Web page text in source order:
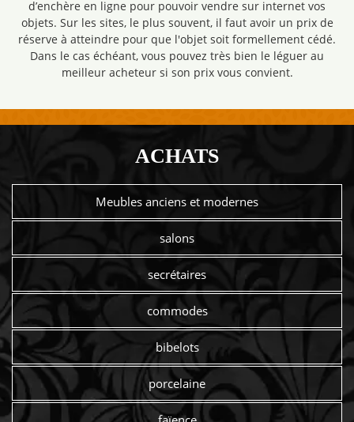
d’enchère en ligne pour pouvoir vendre sur internet vos
objets. Sur les sites, le plus souvent, il faut avoir un prix de
réserve à atteindre pour que l'objet soit formellement cédé.
Dans le cas échéant, vous pouvez très bien le léguer au
meilleur acheteur si son prix vous convient.
ACHATS
Meubles anciens et modernes
salons
secrétaires
commodes
bibelots
porcelaine